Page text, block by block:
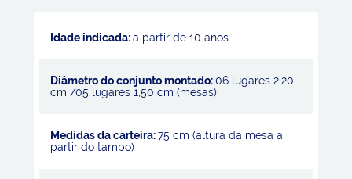
Idade indicada:a partir de 10 anos
Diâmetro do conjunto montado:06 lugares 2,20
cm /05 lugares 1,50 cm (mesas)
Medidas da carteira:75 cm (altura da mesa a
partir do tampo)